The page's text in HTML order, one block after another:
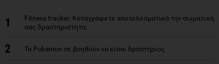
1
Fitness tracker: Καταγράφετε αποτελεσματικά την σωματική
σας δραστηριότητα;
2 Τα Pokemon σε βοηθούν να είσαι δραστήριος